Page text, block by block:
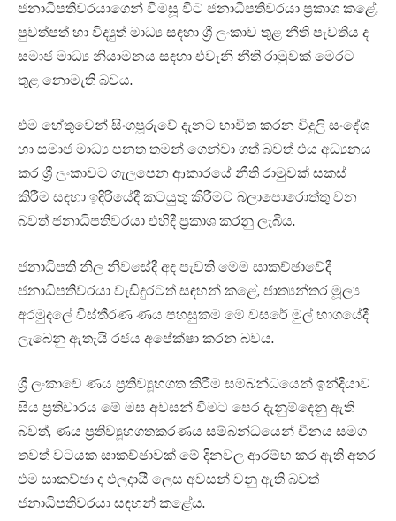
ජනාධිපතිවරයාගෙන් විමසූ විට ජනාධිපතිවරයා ප්‍රකාශ කළේ,
පුවත්පත් හා විද්‍යුත් මාධ්‍ය සඳහා ශ්‍රී ලංකාව තුළ නීති පැවතිය ද
සමාජ මාධ්‍ය නියාමනය සඳහා එවැනි නීති රාමුවක් මෙරට
තුළ නොමැති බවය.
එම හේතුවෙන් සිංගපූරුවේ දැනට භාවිත කරන විදුලි සංදේශ
හා සමාජ මාධ්‍ය පනත තමන් ගෙන්වා ගත් බවත් එය අධ්‍යනය
කර ශ්‍රී ලංකාවට ගැලපෙන ආකාරයේ නීති රාමුවක් සකස්
කිරීම සඳහා ඉදිරියේදී කටයුතු කිරීමට බලාපොරොත්තු වන
බවත් ජනාධිපතිවරයා එහිදී ප්‍රකාශ කරනු ලැබීය.
ජනාධිපති නිල නිවසේදී අද පැවති මෙම සාකච්ඡාවේදී
ජනාධිපතිවරයා වැඩිදුරටත් සඳහන් කළේ, ජාත්‍යන්තර මූල්‍ය
අරමුදලේ විස්තීරණ ණය පහසුකම මේ වසරේ මුල් භාගයේදී
ලැබෙනු ඇතැයි රජය අපේක්ෂා කරන බවය.
ශ්‍රී ලංකාවේ ණය ප්‍රතිව්‍යූහගත කිරීම සම්බන්ධයෙන් ඉන්දියාව
සිය ප්‍රතිචාරය මේ මස අවසන් වීමට පෙර දැනුම්දෙනු ඇති
බවත්, ණය ප්‍රතිව්‍යූහගතකරණය සම්බන්ධයෙන් චීනය සමග
තවත් වටයක සාකච්ඡාවක් මේ දිනවල ආරම්භ කර ඇති අතර
එම සාකච්ඡා ද ඵලදායී ලෙස අවසන් වනු ඇති බවත්
ජනාධිපතිවරයා සඳහන් කළේය.